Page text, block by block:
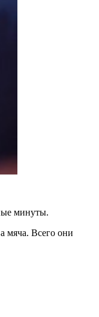
минуты.
мяча. Всего они